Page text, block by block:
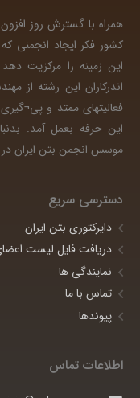
همراه با گسترش روز
کشور فکر ایجاد انجمنی
این زمینه را مرکزیت
اندرکاران این رشته از
فعالیتهای ممتد و
این حرفه بعمل آمد.
موسس انجمن بتن ایران در تاریخ 78/11/
دسترسی سریع
دایرکتوری بتن ایران
دریافت فایل لیست
نمایندگی ها
تماس با ما
پیوندها
اطلاعات تماس